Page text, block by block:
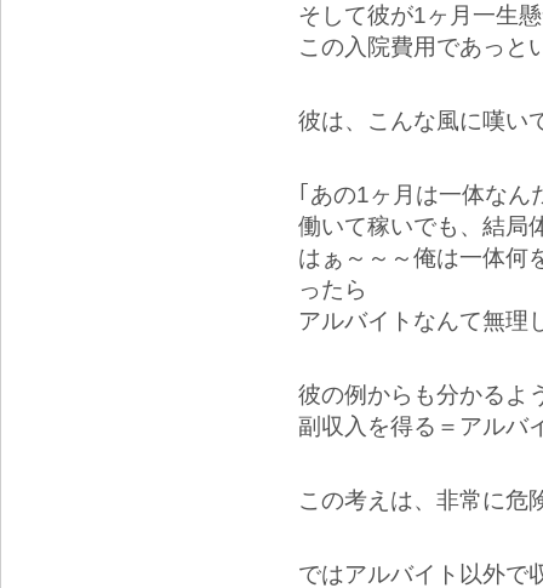
そして彼が1ヶ月一生
この入院費用であっと
彼は、こんな風に嘆い
｢あの1ヶ月は一体なん
働いて稼いでも、結局
はぁ～～～俺は一体何
ったら
アルバイトなんて無理
彼の例からも分かるよ
副収入を得る＝アルバ
この考えは、非常に危
ではアルバイト以外で